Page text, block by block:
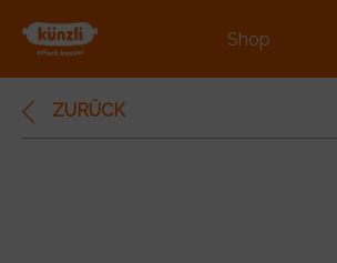
Shop
ZURÜCK